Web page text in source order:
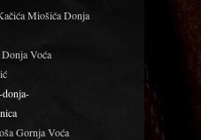
Miošića Donja
Voća
donja-
Gornja Voća